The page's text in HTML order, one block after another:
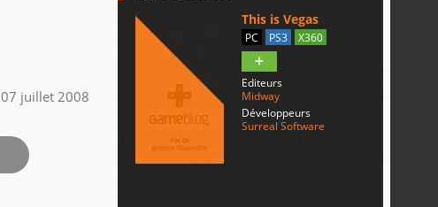
07 juillet 2008
This is Vegas
PC PS3 X360
Editeurs
Midway
Développeurs
Surreal Software